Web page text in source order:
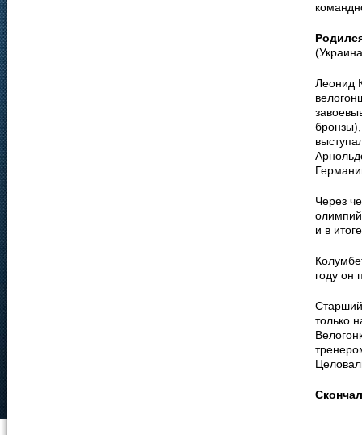
Леонид
Через
и в
году он
только